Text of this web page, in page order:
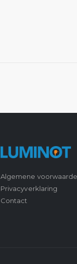
Algemene
Privacyverklaring
Contact